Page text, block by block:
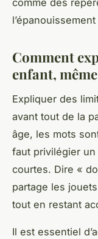
comme des
Comment
enfant,
Expliquer des
avant tout de la
âge, les mots
faut privilégier
courtes. Dire «
partage les
tout en restant
Il est essentiel